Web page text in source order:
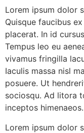
Lorem ipsum dolor
Quisque faucibus
placerat. In id
Tempus leo eu
vivamus fringilla
Iaculis massa nisl
posuere. Ut
sociosqu. Ad litora
inceptos himenaeos.
Lorem ipsum dolor